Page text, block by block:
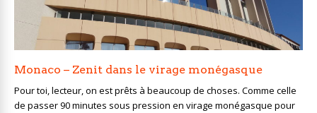
Monaco – Zenit dans le virage monégasque
Pour toi, lecteur, on est prêts à beaucoup de choses. Comme celle
de passer 90 minutes sous pression en virage monégasque pour